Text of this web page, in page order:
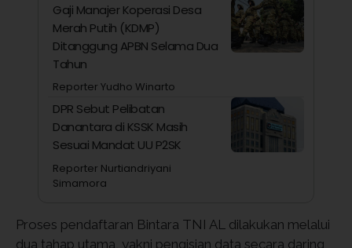
Gaji Manajer Koperasi Desa
Merah Putih (KDMP)
Ditanggung APBN Selama Dua
Tahun
Reporter Yudho Winarto
DPR Sebut Pelibatan
Danantara di KSSK Masih
Sesuai Mandat UU P2SK
Reporter Nurtiandriyani
Simamora
Proses pendaftaran Bintara TNI AL dilakukan melalui
dua tahap utama, yakni pengisian data secara daring